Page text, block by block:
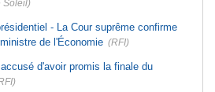
Soleil)
- La Cour suprême confirme
de l'Économie (RFI)
d'avoir promis la finale du